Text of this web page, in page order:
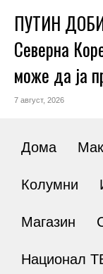
ПУТИН
Северна
може да ја
7 август, 2026
Дома
Колумни
Магазин
Национал